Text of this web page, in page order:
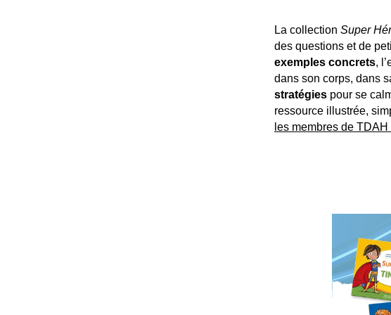
La collection Super
des questions et de
exemples concrets,
dans son corps, dans
stratégies pour se
ressource illustrée,
les membres de